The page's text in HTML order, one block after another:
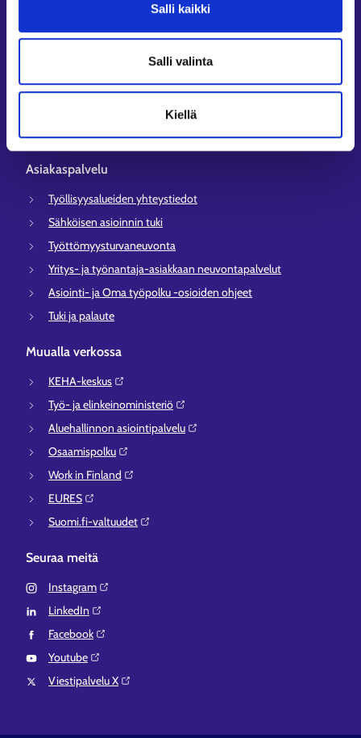
Salli kaikki
Salli valinta
Kiellä
Asiointi
Työnhakuprofiili
Tietoa muilla kielillä
Asiakaspalvelu
Työllisyysalueiden yhteystiedot
Sähköisen asioinnin tuki
Työttömyysturvaneuvonta
Yritys- ja työnantaja-asiakkaan neuvontapalvelut
Asiointi- ja Oma työpolku -osioiden ohjeet
Tuki ja palaute
Muualla verkossa
KEHA-keskus⁠
Työ- ja elinkeinoministeriö⁠
Aluehallinnon asiointipalvelu⁠
Osaamispolku⁠
Work in Finland⁠
EURES⁠
Suomi.fi-valtuudet⁠
Seuraa meitä
Instagram⁠
LinkedIn⁠
Facebook⁠
Youtube⁠
Viestipalvelu X⁠